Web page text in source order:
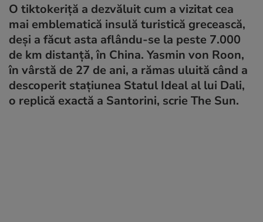
O tiktokeriță a dezvăluit cum a vizitat cea
mai emblematică insulă turistică grecească,
deși a făcut asta aflându-se la peste 7.000
de km distanță, în China. Yasmin von Roon,
în vârstă de 27 de ani, a rămas uluită când a
descoperit stațiunea Statul Ideal al lui Dali,
o replică exactă a Santorini, scrie The Sun.